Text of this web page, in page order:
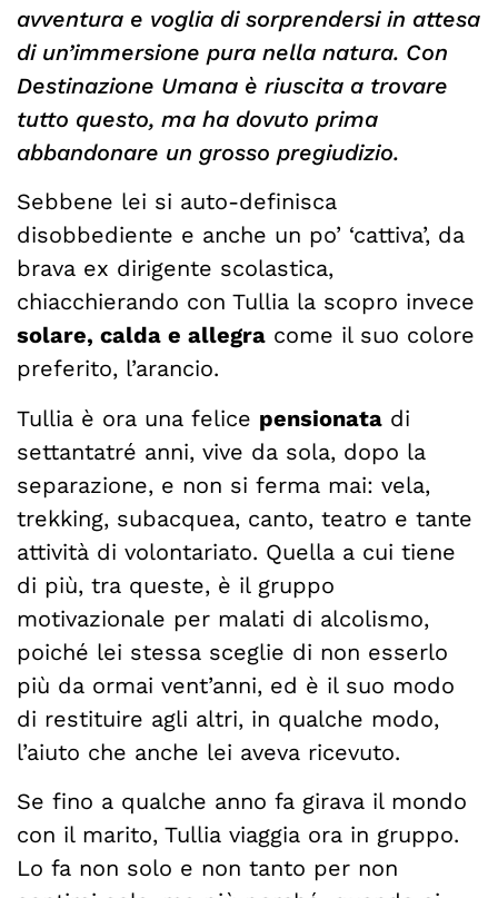
avventura e voglia di sorprendersi in attesa
di un’immersione pura nella natura. Con
Destinazione Umana è riuscita a trovare
tutto questo, ma ha dovuto prima
abbandonare un grosso pregiudizio.
Sebbene lei si auto-definisca
disobbediente e anche un po’ ‘cattiva’, da
brava ex dirigente scolastica,
chiacchierando con Tullia la scopro invece
solare, calda e allegra come il suo colore
preferito, l’arancio.
Tullia è ora una felice pensionata di
settantatré anni, vive da sola, dopo la
separazione, e non si ferma mai: vela,
trekking, subacquea, canto, teatro e tante
attività di volontariato. Quella a cui tiene
di più, tra queste, è il gruppo
motivazionale per malati di alcolismo,
poiché lei stessa sceglie di non esserlo
più da ormai vent’anni, ed è il suo modo
di restituire agli altri, in qualche modo,
l’aiuto che anche lei aveva ricevuto.
Se fino a qualche anno fa girava il mondo
con il marito, Tullia viaggia ora in gruppo.
Lo fa non solo e non tanto per non